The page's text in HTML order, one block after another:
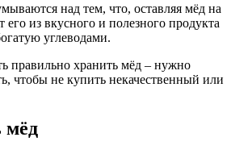
над тем, что, оставляя мёд на
из вкусного и полезного продукта
углеводами.
правильно хранить мёд – нужно
чтобы не купить некачественный или
мёд